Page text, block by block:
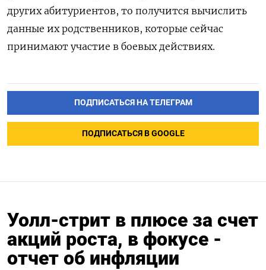
других абитуриентов, то получится вычислить
данные их родственников, которые сейчас
принимают участие в боевых действиях.
ПОДПИСАТЬСЯ НА ТЕЛЕГРАМ
ПОДПИСАТЬСЯ В GOOGLE
Уолл-стрит в плюсе за счет
акций роста, в фокусе -
отчет об инфляции